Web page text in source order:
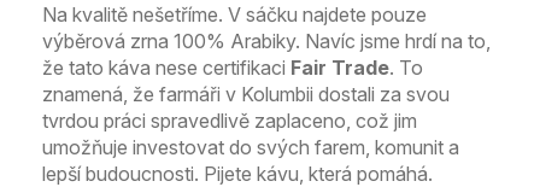
Na kvalitě nešetříme. V sáčku najdete pouze
výběrová zrna 100% Arabiky. Navíc jsme hrdí na to,
že tato káva nese certifikaci Fair Trade. To
znamená, že farmáři v Kolumbii dostali za svou
tvrdou práci spravedlivě zaplaceno, což jim
umožňuje investovat do svých farem, komunit a
lepší budoucnosti. Pijete kávu, která pomáhá.